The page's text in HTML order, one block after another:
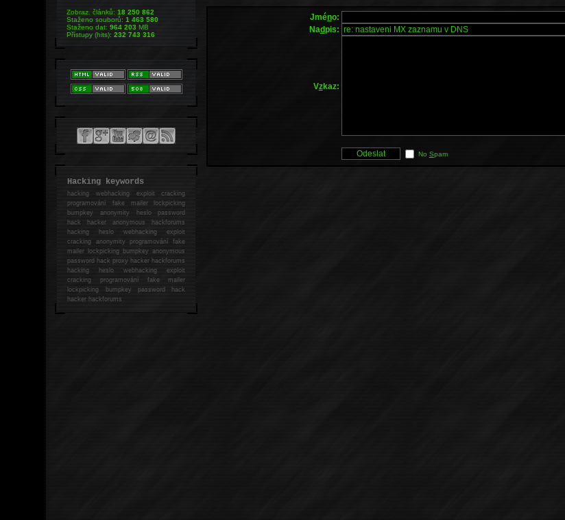
Jméno:
Nadpis:
Vzkaz:
No Spam
Zobraz. článků:18 250 862
Staženo souborů:1 463 580
Staženo dat:964 203MB
Přístupy (hits):232 743 316
Hacking keywords
hackingwebhacking exploit cracking
programování fake mailer lockpicking
bumpkey anonymity heslo password
hackhacker anonymous hackforums
hackingheslo webhacking exploit
cracking anonymity programování fake
mailer lockpicking bumpkey anonymous
password hack proxy hacker hackforums
hacking heslo webhacking exploit
cracking programování fake mailer
lockpicking bumpkey password hack
hackerhackforums